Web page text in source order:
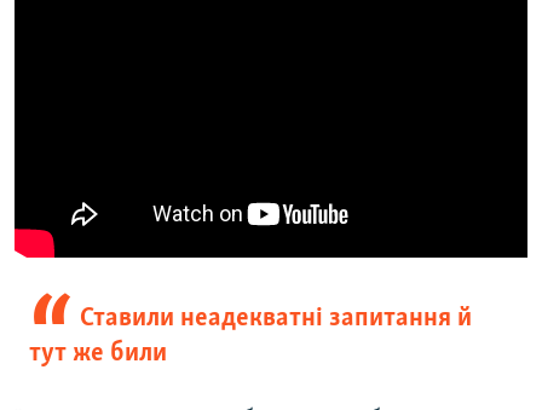
Ставили неадекватні запитання й
тут же били